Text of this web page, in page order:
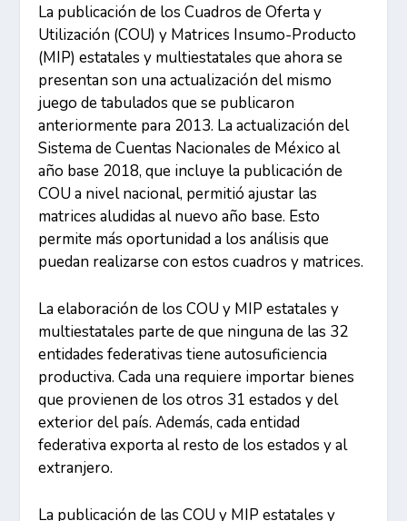
La publicación de los Cuadros de Oferta y
Utilización (COU) y Matrices Insumo-Producto
(MIP) estatales y multiestatales que ahora se
presentan son una actualización del mismo
juego de tabulados que se publicaron
anteriormente para 2013. La actualización del
Sistema de Cuentas Nacionales de México al
año base 2018, que incluye la publicación de
COU a nivel nacional, permitió ajustar las
matrices aludidas al nuevo año base. Esto
permite más oportunidad a los análisis que
puedan realizarse con estos cuadros y matrices.
La elaboración de los COU y MIP estatales y
multiestatales parte de que ninguna de las 32
entidades federativas tiene autosuficiencia
productiva. Cada una requiere importar bienes
que provienen de los otros 31 estados y del
exterior del país. Además, cada entidad
federativa exporta al resto de los estados y al
extranjero.
La publicación de las COU y MIP estatales y